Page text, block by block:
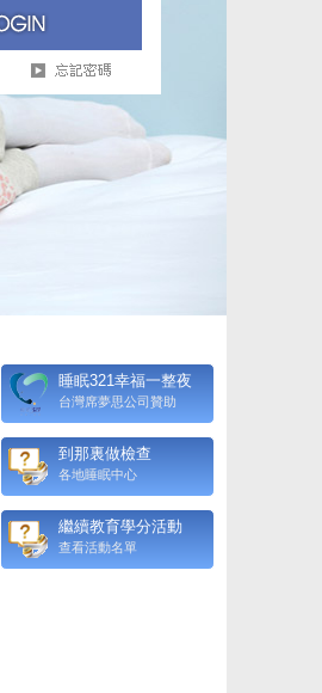
睡眠321幸福一整夜
台灣席夢思公司贊助
到那裏做檢查
各地睡眠中心
繼續教育學分活動
查看活動名單